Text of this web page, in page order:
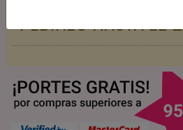
PEDIRLO HASTA EL